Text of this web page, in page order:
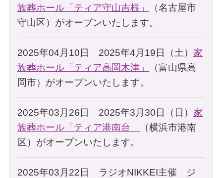
族葬ホール「ティア守山吉根」
（名古屋市
守山区）がオープンいたします。
2025年04月10日 2025年4月19日（土） 家
族葬ホール「ティア高岡木津」
（富山県高
岡市）がオープンいたします。
2025年03月26日 2025年3月30日（日） 家
族葬ホール「ティア港南台」
（横浜市港南
区）がオープンいたします。
2025年03月22日 ラジオNIKKEI主催 ジ